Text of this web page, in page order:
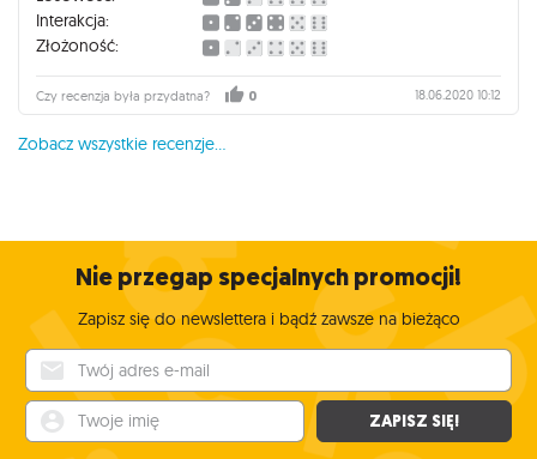
Interakcja:
Złożoność:
Czy recenzja była przydatna? 0 18.06.2020 10:12
Zobacz wszystkie recenzje...
Nie przegap specjalnych promocji!
Zapisz się do newslettera i bądź zawsze na bieżąco
ZAPISZ SIĘ!